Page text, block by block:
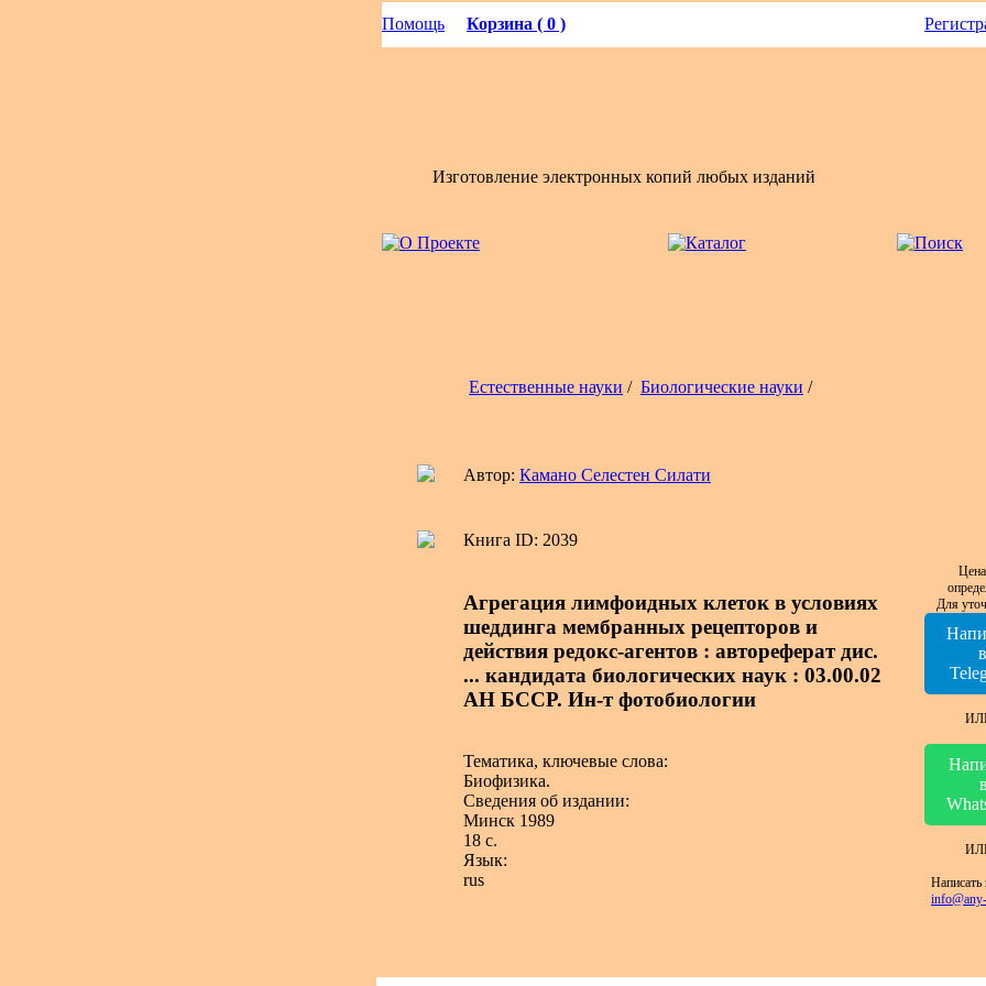
Помощь Корзина ( 0 )
Изготовление электронных копий любых изданий
Естественные науки / Биологические науки /
Автор: Камано Селестен Силати
Книга ID: 2039
Агрегация лимфоидных клеток в условиях
шеддинга мембранных рецепторов и
действия редокс-агентов : автореферат дис.
... кандидата биологических наук : 03.00.02
АН БССР. Ин-т фотобиологии
Тематика, ключевые слова:
Биофизика.
Сведения об издании:
Минск 1989
18 с.
Язык:
rus
Для
в
в
Написать